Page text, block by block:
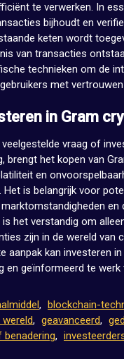
te verwerken. In
bijhoudt en
keten wordt
van transacties
technieken om de
met
in Gram
vraag of
brengt het kopen van
en
Het is belangrijk voor
is het verstandig om
zijn in de wereld van
aanpak kan investeren
en geïnformeerd te werk
, blockchain-
, geavanceerd,
benadering,